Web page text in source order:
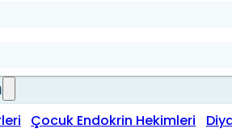
Çocuk Endokrin Hekimleri